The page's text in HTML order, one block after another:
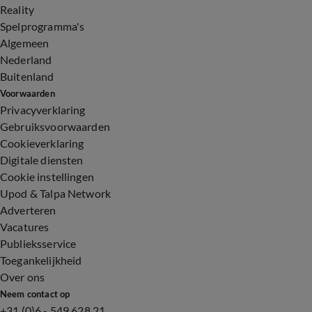
Reality
Spelprogramma's
Algemeen
Nederland
Buitenland
Voorwaarden
Privacyverklaring
Gebruiksvoorwaarden
Cookieverklaring
Digitale diensten
Cookie instellingen
Upod & Talpa Network
Adverteren
Vacatures
Publieksservice
Toegankelijkheid
Over ons
Neem contact op